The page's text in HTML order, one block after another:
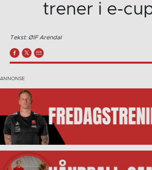
trener i e-
Tekst: ØIF Arendal